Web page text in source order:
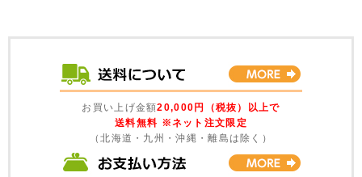
お買い上げ金額20,000円（税抜）以上で
送料無料 ※ネット注文限定
（北海道・九州・沖縄・離島は除く）